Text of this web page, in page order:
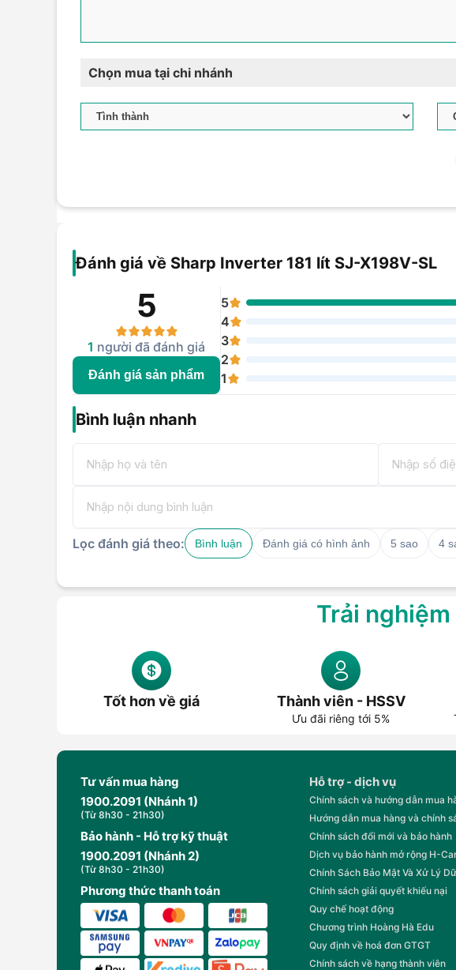
Chọn mua tại chi nhánh
Đánh giá về Sharp Inverter 181 lít SJ-X198V-SL
5
1 người đã đánh giá
Đánh giá sản phẩm
5
4
3
2
1
Bình luận nhanh
Lọc đánh giá theo: Bình luận Đánh giá có hình ảnh 5 sao 4
Trải nghiệm
Tốt hơn về giá Thành viên - HSSV
Ưu đãi riêng tới 5%
Tư vấn mua hàng
1900.2091 (Nhánh 1)
(Từ 8h30 - 21h30)
Bảo hành - Hỗ trợ kỹ thuật
1900.2091 (Nhánh 2)
(Từ 8h30 - 21h30)
Phương thức thanh toán
Hỗ trợ - dịch vụ
Chính sách và hướng dẫn mua
Hướng dẫn mua hàng và chính
Chính sách đổi mới và bảo hành
Dịch vụ bảo hành mở rộng H-
Chính Sách Bảo Mật Và Xử Lý
Chính sách giải quyết khiếu nại
Quy chế hoạt động
Chương trình Hoàng Hà Edu
Quy định về hoá đơn GTGT
Chính sách về hạng thành viên